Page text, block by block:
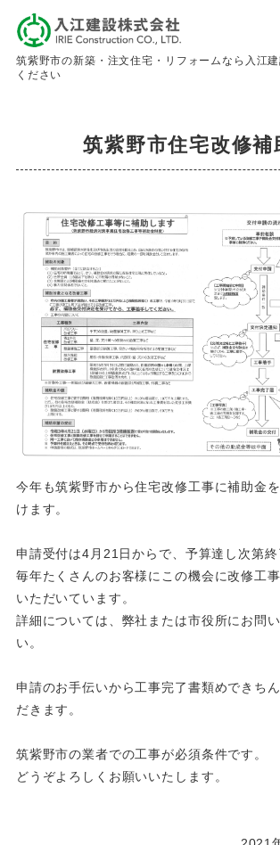
筑紫野市の新築・注文住宅・リフォームなら入江
ください
お問い合わせ
求人情報
筑紫野市住宅改修補
今年も筑紫野市から住宅改修工事に補助金
けます。
申請受付は4月21日からで、予算達し次第終
毎年たくさんのお客様にこの機会に改修工
いただいています。
詳細については、弊社または市役所にお問
い。
申請のお手伝いから工事完了書類めできち
だきます。
筑紫野市の業者での工事が必須条件です。
どうぞよろしくお願いいたします。